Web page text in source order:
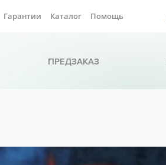
Гарантии Каталог Помощь
ПРЕДЗАКАЗ